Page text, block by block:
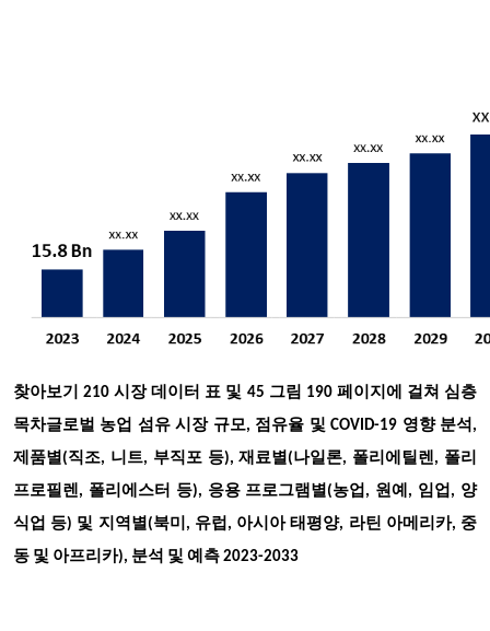
찾아보기 210 시장 데이터 표 및 45 그림 190 페이지에 걸쳐 심층
목차글로벌 농업 섬유 시장 규모, 점유율 및 COVID-19 영향 분석,
제품별(직조, 니트, 부직포 등), 재료별(나일론, 폴리에틸렌, 폴리
프로필렌, 폴리에스터 등), 응용 프로그램별(농업, 원예, 임업, 양
식업 등) 및 지역별(북미, 유럽, 아시아 태평양, 라틴 아메리카, 중
동 및 아프리카), 분석 및 예측 2023-2033